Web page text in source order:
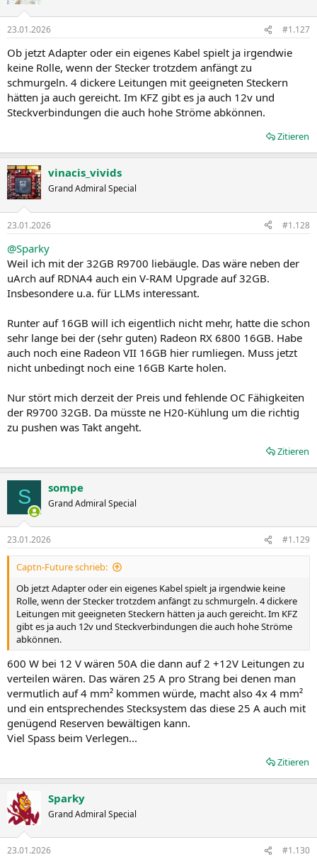
23.01.2026 #1.127
Ob jetzt Adapter oder ein eigenes Kabel spielt ja irgendwie
keine Rolle, wenn der Stecker trotzdem anfängt zu
schmurgeln. 4 dickere Leitungen mit geeigneten Steckern
hätten ja auch gereicht. Im KFZ gibt es ja auch 12v und
Steckverbindungen die auch hohe Ströme abkönnen.
Zitieren
vinacis_vivids
Grand Admiral Special
23.01.2026 #1.128
@Sparky
Weil ich mit der 32GB R9700 liebäugle. Das wäre neben der
uArch auf RDNA4 auch ein V-RAM Upgrade auf 32GB.
Insbesondere u.a. für LLMs interessant.
Runter auf 16GB will ich eigentlich nicht mehr, hatte die schon
sehr lange bei der (sehr guten) Radeon RX 6800 16GB. Habe
auch noch eine Radeon VII 16GB hier rumliegen. Muss jetzt
nicht unbedingt noch eine 16GB Karte holen.
Nur stört mich derzeit der Preis und fehlende OC Fähigkeiten
der R9700 32GB. Da müsste ne H20-Kühlung um die richtig
zu pushen was Takt angeht.
Zitieren
S sompe
Grand Admiral Special
23.01.2026 #1.129
Captn-Future schrieb:
Ob jetzt Adapter oder ein eigenes Kabel spielt ja irgendwie keine
Rolle, wenn der Stecker trotzdem anfängt zu schmurgeln. 4 dickere
Leitungen mit geeigneten Steckern hätten ja auch gereicht. Im KFZ
gibt es ja auch 12v und Steckverbindungen die auch hohe Ströme
abkönnen.
600 W bei 12 V wären 50A die dann auf 2 +12V Leitungen zu
verteilen wären. Das wären 25 A pro Strang bei denen man
vermutlich auf 4 mm² kommen würde, macht also 4x 4 mm²
und ein entsprechendes Stecksystem das diese 25 A auch mit
genügend Reserven bewältigen kann.
Viel Spass beim Verlegen...
Zitieren
Sparky
Grand Admiral Special
23.01.2026 #1.130